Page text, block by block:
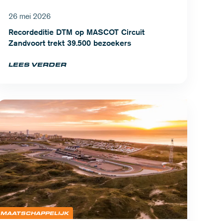
26 mei 2026
Recordeditie DTM op MASCOT Circuit
Zandvoort trekt 39.500 bezoekers
LEES VERDER
MAATSCHAPPELIJK